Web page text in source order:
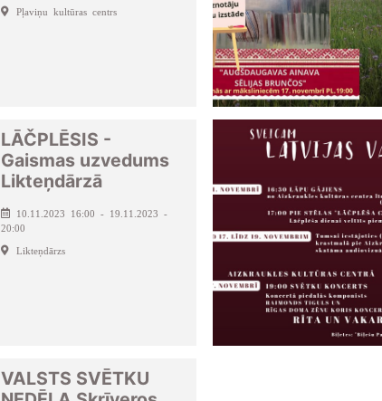
Pļaviņu kultūras centrs
LĀČPLĒSIS -
Gaismas uzvedums
Likteņdārzā
10.11.2023 16:00 - 19.11.2023 -
20:00
Likteņdārzs
VALSTS SVĒTKU